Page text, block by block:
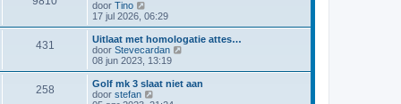
e
r
i
c
h
t
t
s
e
b
e
r
i
c
k
a
t
s
e
b
door Tino
e
k
i
j
k
a
a
t
17 jul 2026, 06:29
431
Uitlaat met homologatie attes…
door Stevecardan
k
i
08 jun 2023, 13:19
258
Golf mk 3 slaat niet aan
door stefan